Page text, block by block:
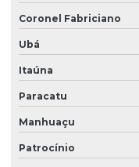
Coronel Fabriciano
Ubá
Itaúna
Paracatu
Manhuaçu
Patrocínio